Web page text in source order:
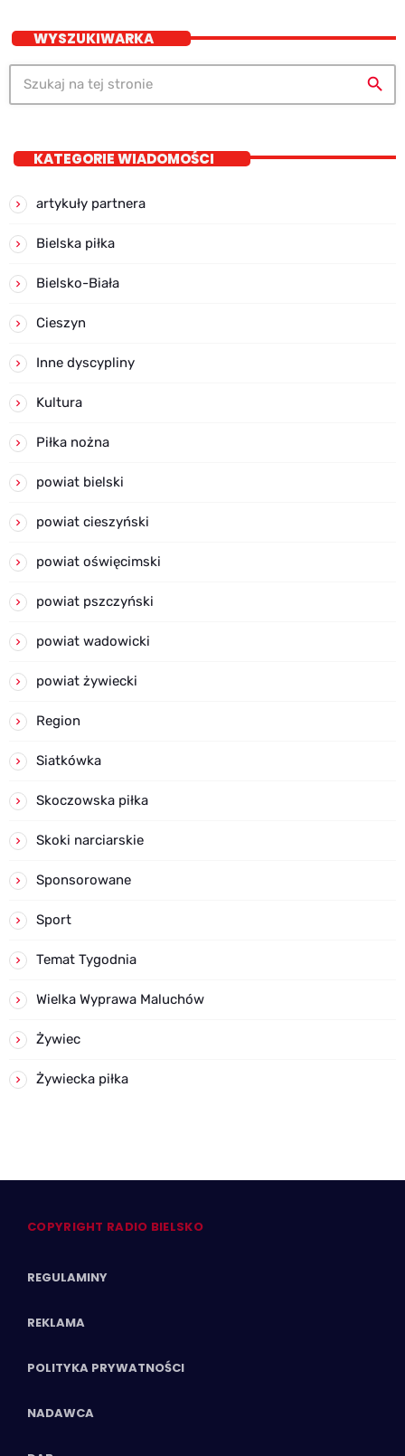
WYSZUKIWARKA
search
KATEGORIE WIADOMOŚCI
artykuły partnera
Bielska piłka
Bielsko-Biała
Cieszyn
Inne dyscypliny
Kultura
Piłka nożna
powiat bielski
powiat cieszyński
powiat oświęcimski
powiat pszczyński
powiat wadowicki
powiat żywiecki
Region
Siatkówka
Skoczowska piłka
Skoki narciarskie
Sponsorowane
Sport
Temat Tygodnia
Wielka Wyprawa Maluchów
Żywiec
Żywiecka piłka
COPYRIGHT RADIO BIELSKO
REGULAMINY
REKLAMA
POLITYKA PRYWATNOŚCI
NADAWCA